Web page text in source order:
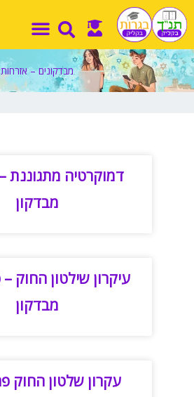
דילוג
לתוכן
מבדקונים – אזרחות
מבדקון
מבדקון